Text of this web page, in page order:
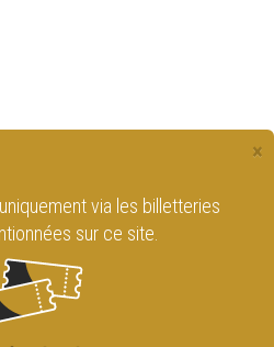
×
via les billetteries
sur ce site.